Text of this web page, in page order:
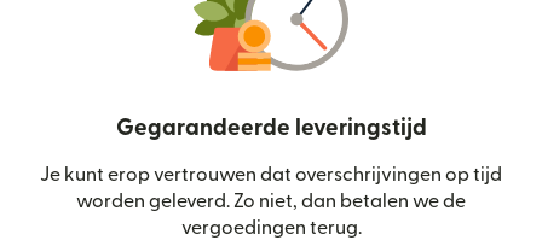
Gegarandeerde leveringstijd
Je kunt erop vertrouwen dat overschrijvingen op tijd
worden geleverd. Zo niet, dan betalen we de
vergoedingen terug.